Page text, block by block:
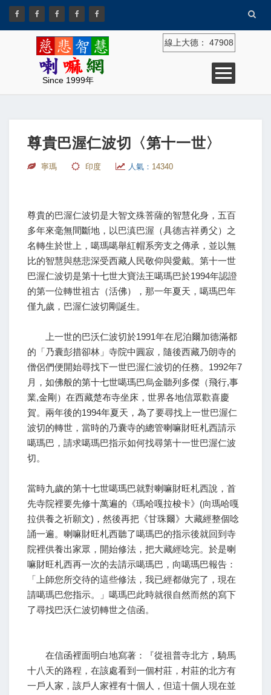
Since 1999年
線上大德： 47908
尊貴巴渥仁波切〈第十一世〉
寧瑪 印度 人氣： 14340
尊貴的巴渥仁波切是大智文殊菩薩的智慧化身，五百
多年來毫無間斷地，以巴滇巴渥（具德吉祥勇父）之
名轉生於世上，噶瑪噶舉紅帽系旁支之傳承，並以無
比的智慧與慈悲深受西藏人民敬仰與愛戴。第十一世
巴渥仁波切是第十七世大寶法王噶瑪巴於1994年認證
的第一位轉世祖古（活佛），那一年夏天，噶瑪巴年
僅九歲，巴渥仁波切剛誕生。
上一世的巴沃仁波切於1991年在尼泊爾加德滿都
的「乃囊彭措卻林」寺院中圓寂，隨後西藏乃朗寺的
僧侶們便開始尋找下一世巴渥仁波切的任務。1992年7
月，如佛般的第十七世噶瑪巴烏金聽列多傑（飛行,事
業,金剛）在西藏楚布寺坐床，世界各地信眾歡喜慶
賀。兩年後的1994年夏天，為了要尋找上一世巴渥仁
波切的轉世，當時的乃囊寺的總管喇嘛財旺札西請示
噶瑪巴，請求噶瑪巴指示如何找尋第十一世巴渥仁波
切。
當時九歲的第十七世噶瑪巴就對喇嘛財旺札西說，首
先寺院裡要先修十萬遍的《瑪哈嘎拉梭卡》(向瑪哈嘎
拉供養之祈願文)，然後再把《甘珠爾》大藏經整個唸
誦一遍。喇嘛財旺札西聽了噶瑪巴的指示後就回到寺
院裡供養出家眾，開始修法，把大藏經唸完。於是喇
嘛財旺札西再一次的去請示噶瑪巴，向噶瑪巴報告：
「上師您所交待的這些修法，我已經都做完了，現在
請噶瑪巴您指示。」噶瑪巴此時就很自然而然的寫下
了尋找巴沃仁波切轉世之信函。
在信函裡面明白地寫著：『從祖普寺北方，騎馬
十八天的路程，在該處看到一個村莊，村莊的北方有
一戶人家，該戶人家裡有十個人，但這十個人現在並